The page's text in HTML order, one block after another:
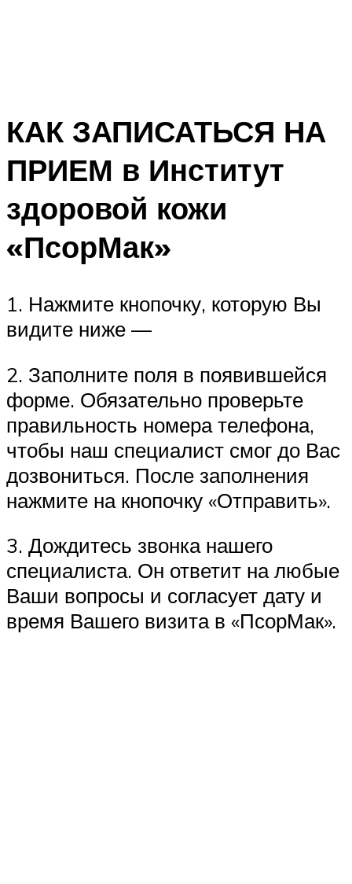
КАК ЗАПИСАТЬСЯ НА
ПРИЕМ в Институт
здоровой кожи
«ПсорМак»
1. Нажмите кнопочку, которую Вы
видите ниже —
2. Заполните поля в появившейся
форме. Обязательно проверьте
правильность номера телефона,
чтобы наш специалист смог до Вас
дозвониться. После заполнения
нажмите на кнопочку «Отправить».
3. Дождитесь звонка нашего
специалиста. Он ответит на любые
Ваши вопросы и согласует дату и
время Вашего визита в «ПсорМак».